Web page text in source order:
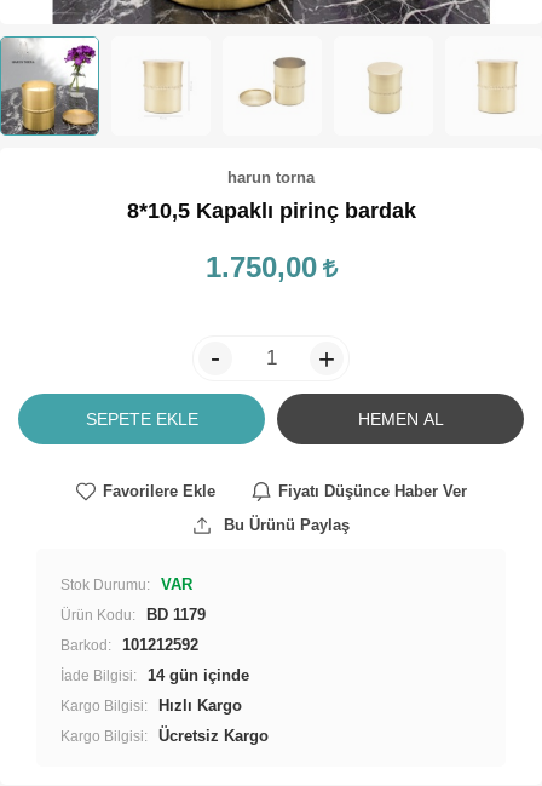
harun torna
8*10,5 Kapaklı pirinç bardak
1.750,00
- +
SEPETE EKLE HEMEN AL
Favorilere Ekle
Fiyatı Düşünce Haber Ver
Bu Ürünü Paylaş
Stok Durumu: VAR
Ürün Kodu: BD 1179
Barkod: 101212592
İade Bilgisi:
Kargo Bilgisi:
Hızlı Kargo
Kargo Bilgisi: Ücretsiz Kargo